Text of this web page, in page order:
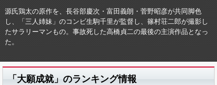
源氏鶏太の原作を、長谷部慶次・富田義朗・菅野昭彦が共同脚色
し、「三人姉妹」のコンビ生駒千里が監督し、篠村荘二郎が撮影し
たサラリーマンもの。事故死した高橋貞二の最後の主演作品となっ
た。
「大願成就」のランキング情報